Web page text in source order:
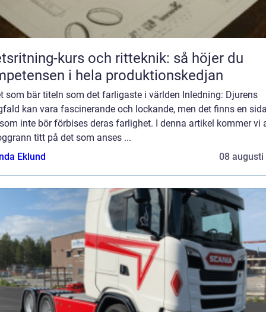
kurs och ritteknik: så höjer du
i hela produktionskedjan
som bär titeln som det farligaste i världen Inledning: Djurens
kan vara fascinerande och lockande, men det finns en
inte bör förbises deras farlighet. I denna artikel kommer vi
titt på det som anses ...
Eklund
08 augusti